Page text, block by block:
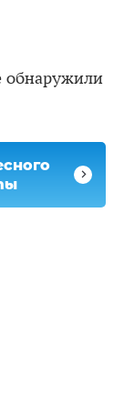
обнаружили